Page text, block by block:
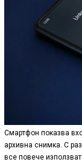
Смартфон показва
архивна снимка. С
все повече